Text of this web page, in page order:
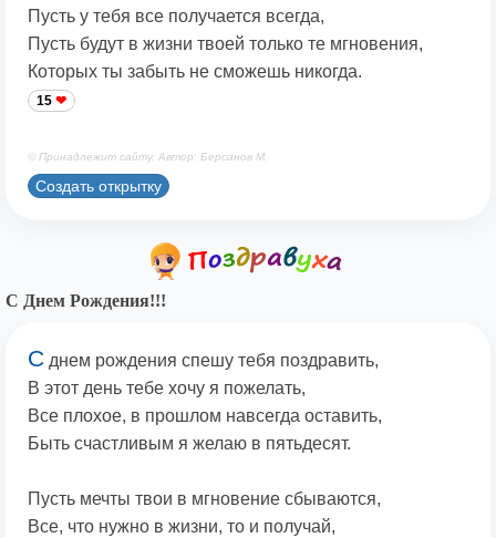
Пусть у тебя все получается всегда,
Пусть будут в жизни твоей только те мгновения,
Которых ты забыть не сможешь никогда.
15
© Принадлежит сайту. Автор: Берсанов М.
Создать открытку
С Днем Рождения!!!
С днем рождения спешу тебя поздравить,
В этот день тебе хочу я пожелать,
Все плохое, в прошлом навсегда оставить,
Быть счастливым я желаю в пятьдесят.
Пусть мечты твои в мгновение сбываются,
Все, что нужно в жизни, то и получай,